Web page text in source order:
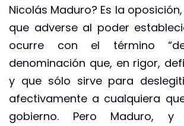
Nicolás Maduro? Es la
que adverse al poder
ocurre con el término
denominación que, en rigor,
y que sólo sirve para
afectivamente a cualquiera
gobierno. Pero Maduro,